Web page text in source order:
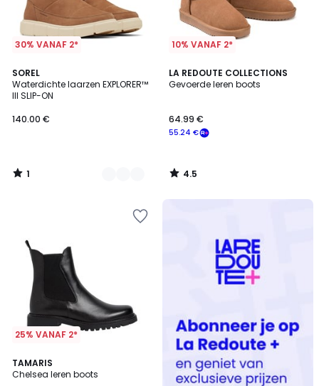
30% VANAF 2*
SOREL
Waterdichte laarzen EXPLORER™
III SLIP-ON
140.00 €
1
/
5
2
Kleuren
1
/
10% VANAF 2*
LA REDOUTE COLLECTIONS
Gevoerde leren boots
55.24 €
64.99 €
4.5
/ 5
4.5
/
25% VANAF 2*
TAMARIS
Chelsea leren boots
4
/
3
Kleuren